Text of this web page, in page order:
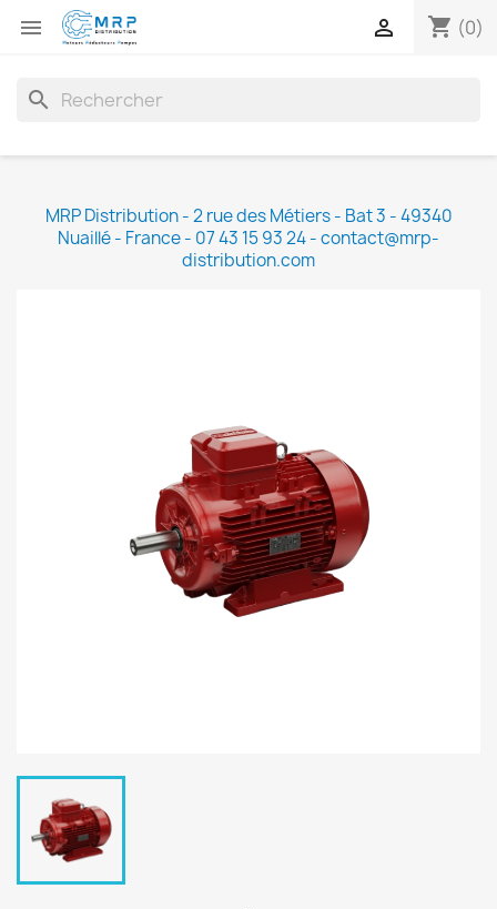
 shopping_cart (0)

search
MRP Distribution - 2 rue des Métiers - Bat 3 - 49340
Nuaillé - France - 07 43 15 93 24 - contact@mrp-
distribution.com